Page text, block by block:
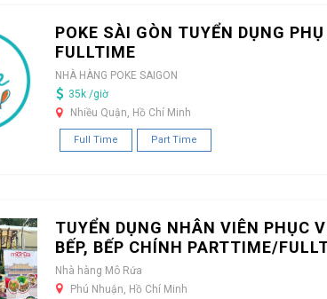
POKE SÀI GÒN TUYỂN DỤNG PHỤ
FULLTIME
NHÀ HÀNG POKE SAIGON
35k /giờ
Nhiều Quận, Hồ Chí Minh
Full Time Part Time
TUYỂN DỤNG NHÂN VIÊN PHỤC
BẾP, BẾP CHÍNH PARTTIME/
Nhà hàng Mô Rứa
Phú Nhuận, Hồ Chí Minh